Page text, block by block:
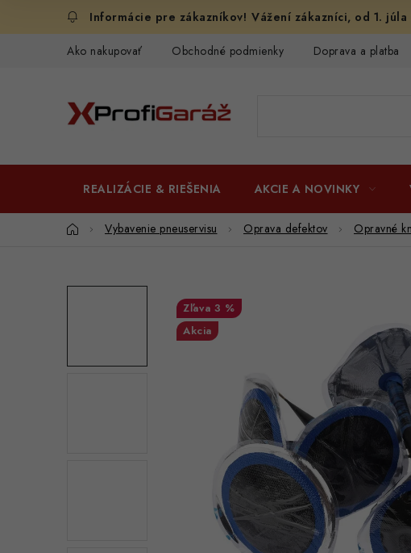
Vážení zákazníci, od 1.
Ako nakupovať Obchodné podmienky Doprava a platba
REALIZÁCIE & RIEŠENIA AKCIE A NOVINKY
DomovVybavenie pneuservisu Oprava defektov Opravné
3 %
Akcia